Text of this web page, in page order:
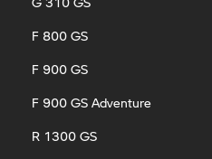
F 800 GS
F 900 GS
F 900 GS Adventure
R 1300 GS